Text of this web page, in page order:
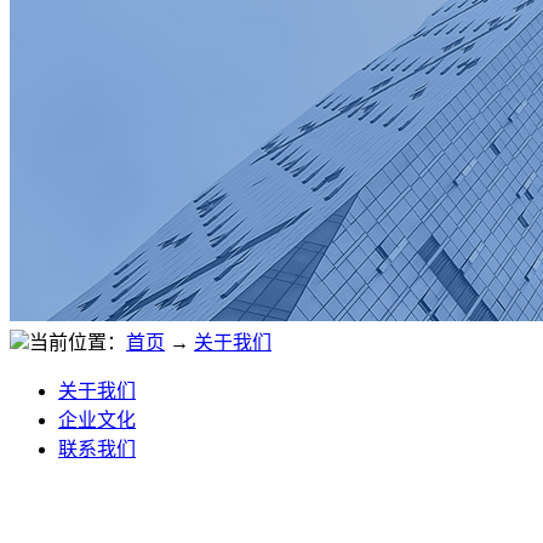
当前位置： 首页 → 关于我们
关于我们
企业文化
联系我们